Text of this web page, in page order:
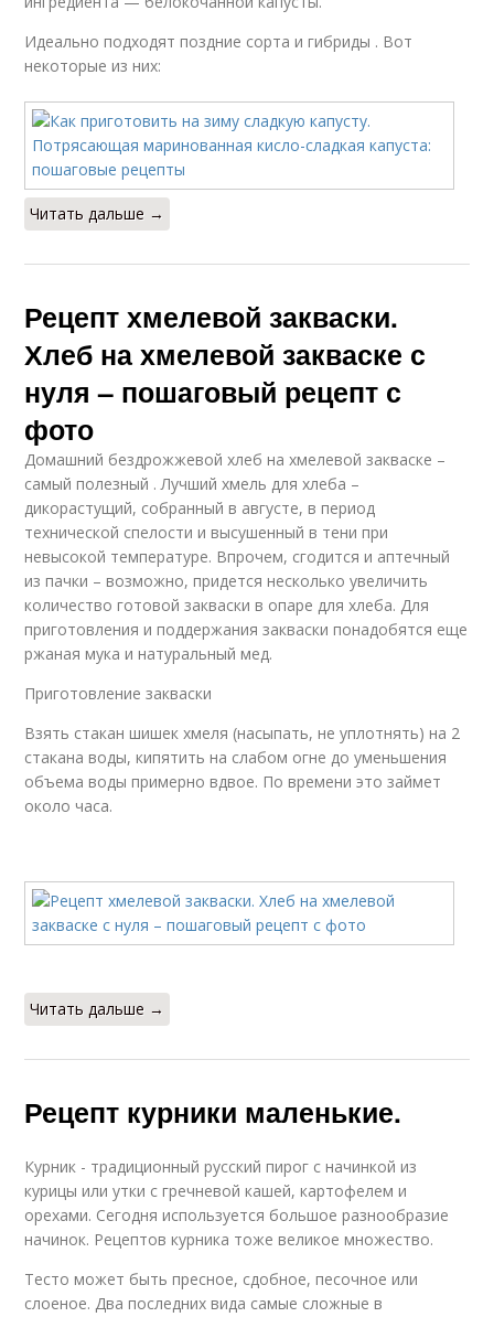
Идеально подходят поздние сорта и гибриды . Вот
некоторые из них:
Читать дальше →
Рецепт хмелевой закваски.
Хлеб на хмелевой закваске с
нуля – пошаговый рецепт с
фото
Домашний бездрожжевой хлеб на хмелевой закваске –
самый полезный . Лучший хмель для хлеба –
дикорастущий, собранный в августе, в период
технической спелости и высушенный в тени при
невысокой температуре. Впрочем, сгодится и аптечный
из пачки – возможно, придется несколько увеличить
количество готовой закваски в опаре для хлеба. Для
приготовления и поддержания закваски понадобятся еще
ржаная мука и натуральный мед.
Приготовление закваски
Взять стакан шишек хмеля (насыпать, не уплотнять) на 2
стакана воды, кипятить на слабом огне до уменьшения
объема воды примерно вдвое. По времени это займет
около часа.
Читать дальше →
Рецепт курники маленькие.
Курник - традиционный русский пирог с начинкой из
курицы или утки с гречневой кашей, картофелем и
орехами. Сегодня используется большое разнообразие
начинок. Рецептов курника тоже великое множество.
Тесто может быть пресное, сдобное, песочное или
слоеное. Два последних вида самые сложные в